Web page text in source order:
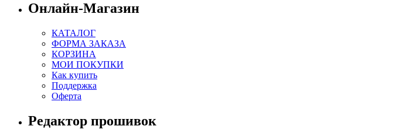
Онлайн-Магазин
КАТАЛОГ
ФОРМА ЗАКАЗА
КОРЗИНА
МОИ ПОКУПКИ
Как купить
Поддержка
Оферта
Редактор прошивок